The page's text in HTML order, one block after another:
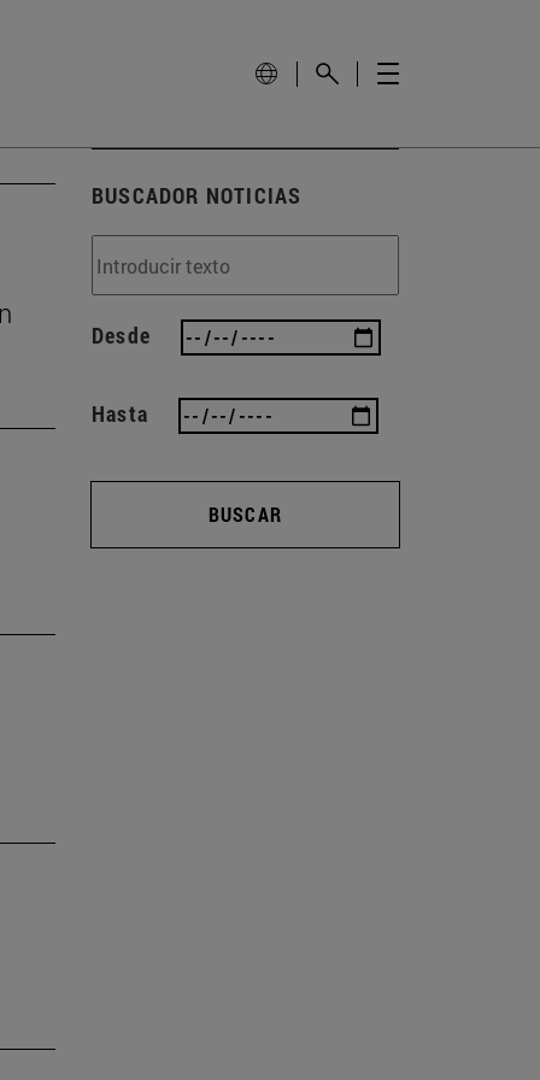
BUSCADOR NOTICIAS
Desde
Hasta
BUSCAR